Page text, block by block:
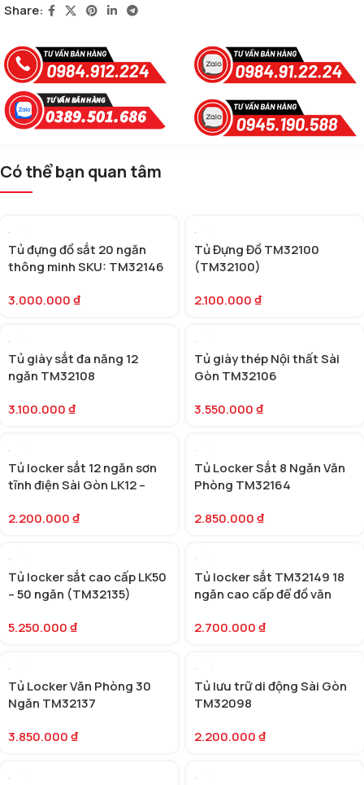
Share:
Có thể bạn quan tâm
Tủ đựng đồ sắt 20 ngăn
thông minh SKU: TM32146
3.000.000₫
Tủ Đựng Đồ TM32100
(TM32100)
2.100.000₫
Tủ giày sắt đa năng 12
ngăn TM32108
3.100.000₫
Tủ giày thép Nội thất Sài
Gòn TM32106
3.550.000₫
Tủ locker sắt 12 ngăn sơn
tĩnh điện Sài Gòn LK12 –
2.200.000₫
Tủ Locker Sắt 8 Ngăn Văn
Phòng TM32164
2.850.000₫
Tủ locker sắt cao cấp LK50
– 50 ngăn (TM32135)
5.250.000₫
Tủ locker sắt TM32149 18
ngăn cao cấp để đồ văn
2.700.000₫
Tủ Locker Văn Phòng 30
Ngăn TM32137
3.850.000₫
Tủ lưu trữ di động Sài Gòn
TM32098
2.200.000₫